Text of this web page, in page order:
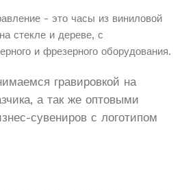
- это часы из виниловой
стекле и дереве, с
и фрезерного оборудования.
гравировкой на
а так же оптовыми
сувениров с логотипом